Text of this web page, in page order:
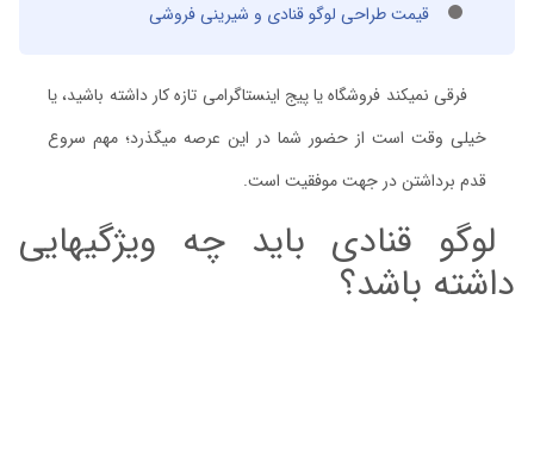
قیمت طراحی لوگو قنادی و شیرینی فروشی
فرقی نمیکند فروشگاه یا پیج اینستاگرامی تازه کار داشته باشید، یا
خیلی وقت است از حضور شما در این عرصه میگذرد؛ مهم سروع
قدم برداشتن در جهت موفقیت است.
لوگو قنادی باید چه ویژگیهایی
داشته باشد؟